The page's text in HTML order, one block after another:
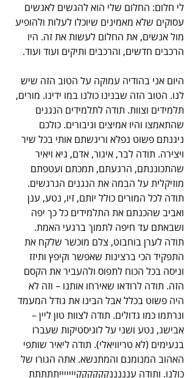
לי חלום: החלום שלי הוא להגשים לאנשים
עסוקים שלא מאמינים שיוכלו לעלות ולהופיע
מול אנשים, את החלום לעשות את זה. היו
הרכבים חדשים, והרכבים ותיקים ועוד ועוד.
היום אני בהודיה עמוקה על הטוב הזה שיש
לנו. הטוב הזה שבנינו כולנו במו ידינו. מורים,
תלמידים וצוות. תודה לתלמידים הנגנים
שהתאמצו והיו אמיצים וגיבורים. כולכם
ניגנתם פשוט נפלא וריגשתם אותי בכל שיר
ויצירה. תודה לבר, איגור, אדם, גיא ויאיר
שהתכוננתם, הרגעתם, תמכתם ועטפתם
מוזיקלית על הבמה את הנגנים הנרגשים.
תודה לכל המורים כולל יותם, זיו, נטע, ענן
ואביב שהכנתם את התלמידים כל כך יפה
ושבאתם עד חיפה לתמוך ברגעי האמת.
תודה לערן בוחבוט, צלם מוכשר שלקח את
התפקיד הכי ברצינות שאפשר וקיפץ ותיזז
וניסה בכל הכוח לתפוס ולהעביר את הקסם
הזה. תודה לרודאו שאירחו אותנו – וזה לא
היה פשוט בכלל אבל הבינו את גודל המעמד
ונרתמו כמו גדולים. תודה לצוות טון ליין –
אבישג, נטע ושני על לוגיסטיקות שעברו
בנעימים (לא טריוויאלי). תודה ליאיר שותפי
האהוב המנומנם והמתנשא. אתה הגורו של
כולנו. ותודה ענננננקקקקקקיייייייתתתתת